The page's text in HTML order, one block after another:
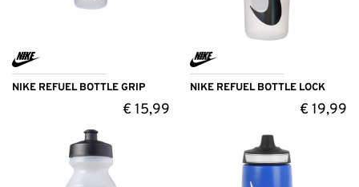
NIKE REFUEL BOTTLE GRIP
€15,99
NIKE REFUEL BOTTLE LOCK
€19,99